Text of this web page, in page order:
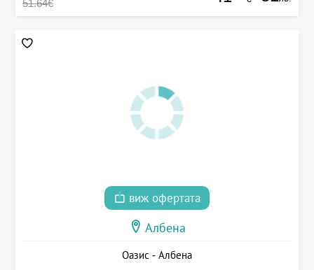
51.64€
виж офертата
Албена
Оазис - Албена